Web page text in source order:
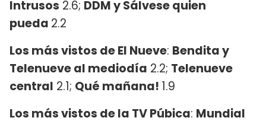
Intrusos 2.6; DDM y Sálvese quien
pueda 2.2
Los más vistos de El Nueve: Bendita y
Telenueve al mediodía 2.2; Telenueve
central 2.1; Qué mañana! 1.9
Los más vistos de la TV Púbica: Mundial